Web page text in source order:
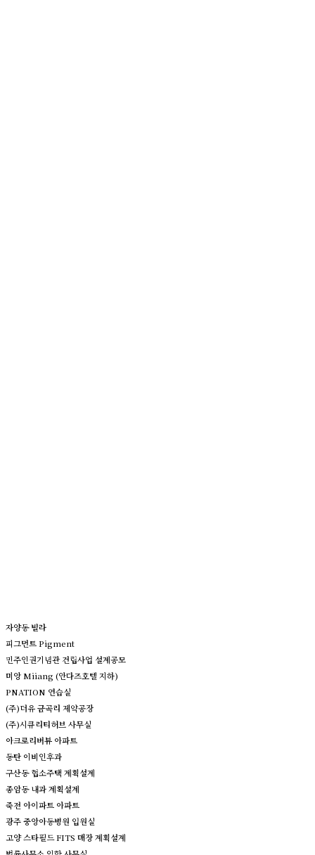
자양동 빌라
피그먼트 Pigment
민주인권기념관 건립사업 설계공모
미앙 Miiang (안다즈호텔 지하)
PNATION 연습실
(주)더유 금곡리 제약공장
(주)시큐리티허브 사무실
아크로리버뷰 아파트
동탄 이비인후과
구산동 협소주택 계획설계
종암동 내과 계획설계
죽전 아이파트 아파트
광주 중앙아동병원 입원실
고양 스타필드 FITS 매장 계획설계